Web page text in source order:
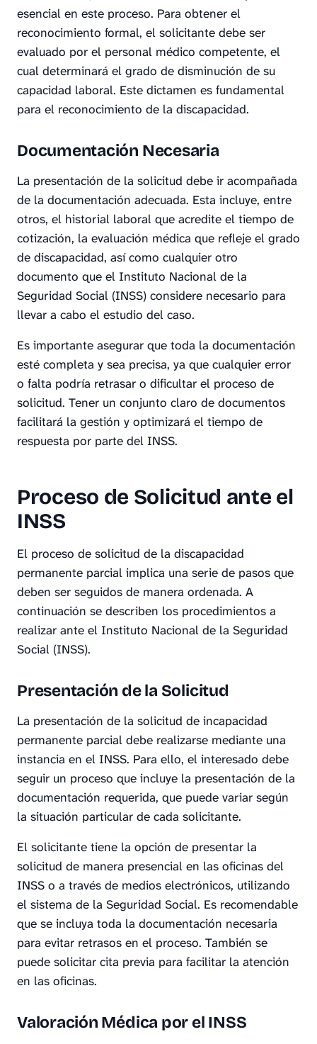
esencial en este proceso. Para obtener el
reconocimiento formal, el solicitante debe ser
evaluado por el personal médico competente, el
cual determinará el grado de disminución de su
capacidad laboral. Este dictamen es fundamental
para el reconocimiento de la discapacidad.
Documentación Necesaria
La presentación de la solicitud debe ir acompañada
de la documentación adecuada. Esta incluye, entre
otros, el historial laboral que acredite el tiempo de
cotización, la evaluación médica que refleje el grado
de discapacidad, así como cualquier otro
documento que el Instituto Nacional de la
Seguridad Social (INSS) considere necesario para
llevar a cabo el estudio del caso.
Es importante asegurar que toda la documentación
esté completa y sea precisa, ya que cualquier error
o falta podría retrasar o dificultar el proceso de
solicitud. Tener un conjunto claro de documentos
facilitará la gestión y optimizará el tiempo de
respuesta por parte del INSS.
Proceso de Solicitud ante el
INSS
El proceso de solicitud de la discapacidad
permanente parcial implica una serie de pasos que
deben ser seguidos de manera ordenada. A
continuación se describen los procedimientos a
realizar ante el Instituto Nacional de la Seguridad
Social (INSS).
Presentación de la Solicitud
La presentación de la solicitud de incapacidad
permanente parcial debe realizarse mediante una
instancia en el INSS. Para ello, el interesado debe
seguir un proceso que incluye la presentación de la
documentación requerida, que puede variar según
la situación particular de cada solicitante.
El solicitante tiene la opción de presentar la
solicitud de manera presencial en las oficinas del
INSS o a través de medios electrónicos, utilizando
el sistema de la Seguridad Social. Es recomendable
que se incluya toda la documentación necesaria
para evitar retrasos en el proceso. También se
puede solicitar cita previa para facilitar la atención
en las oficinas.
Valoración Médica por el INSS